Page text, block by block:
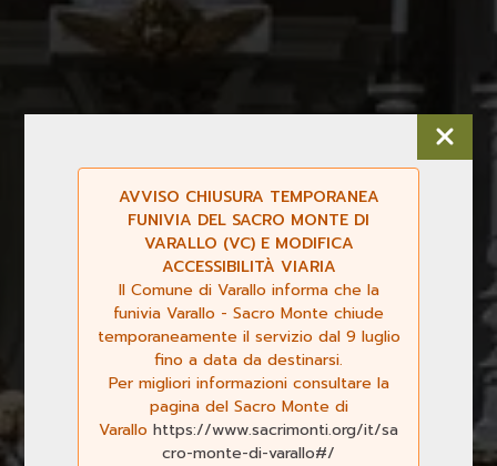
AVVISO CHIUSURA TEMPORANEA
FUNIVIA DEL SACRO MONTE DI
VARALLO (VC) E MODIFICA
ACCESSIBILITÀ VIARIA
Il Comune di Varallo informa che la
funivia Varallo - Sacro Monte chiude
temporaneamente il servizio dal 9 luglio
fino a data da destinarsi.
Per migliori informazioni consultare la
pagina del Sacro Monte di
Varallo https://www.sacrimonti.org/it/sa
cro-monte-di-varallo#/